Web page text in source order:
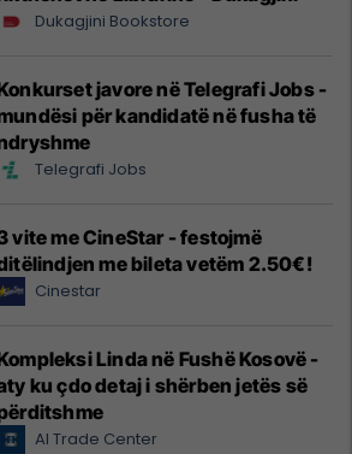
Dukagjini Bookstore
javore në Telegrafi Jobs -
për kandidatë në fusha të
Telegrafi Jobs
vite me CineStar - festojmë
me bileta vetëm 2.50€!
Cinestar
Linda në Fushë Kosovë -
ku çdo detaj i shërben jetës së
Al Trade Center